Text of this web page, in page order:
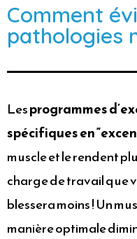
Comment
pathologies
Lesprogrammes
spécifiques en
muscle et le rendent
charge de travail que
blessera moins ! Un
manière optimale